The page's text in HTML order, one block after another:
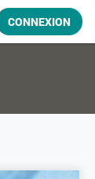
CONNEXION